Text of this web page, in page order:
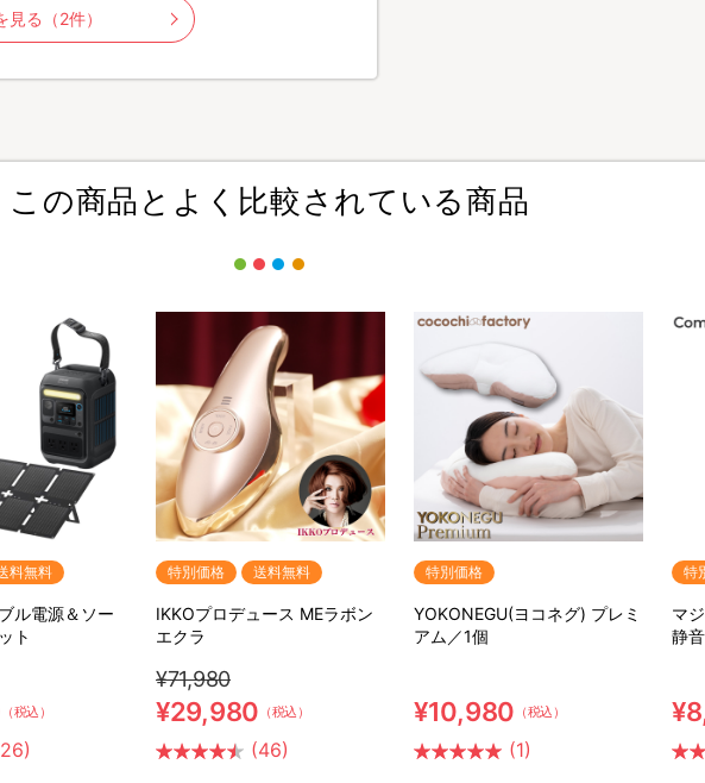
る（2件）
この商品とよく比較されている商品
料無料
ル電源＆ソー
ト
（税込）
特別価格 送料無料
IKKOプロデュース MEラボン
エクラ
¥71,980
¥29,980 （税込）
(46)
特別価格
YOKONEGU(ヨコネグ) プレミ
アム／1個
¥10,980 （税込）
(1)
特
マ
静